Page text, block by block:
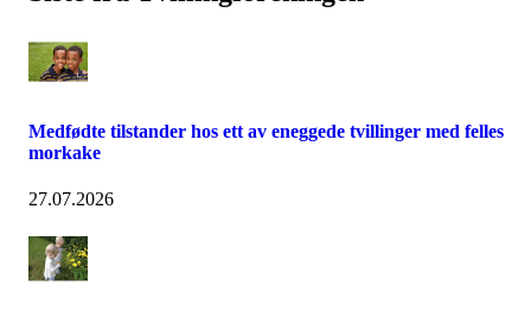
Medfødte tilstander hos ett av eneggede tvillinger med felles
morkake
27.07.2026